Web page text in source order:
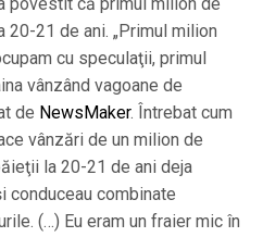
20-21 de ani. „Primul milion
cu speculaţii, primul
vânzând vagoane de
de NewsMaker. Întrebat cum
vânzări de un milion de
la 20-21 de ani deja
conduceau combinate
(…) Eu eram un fraier mic în